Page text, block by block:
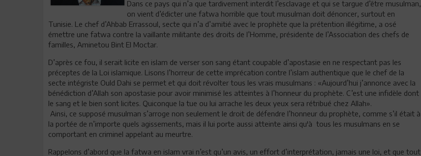
Dans ce pays qui n’a que tardivement interdit l’esclavage et qui se targue d’être musulman,
on vient d’édicter une fatwa horrible que tout musulman doit dénoncer, surtout en
Tunisie. Le chef d’Ahbab Errassoul, secte qui n’a d’amitié avec le prophète que la prétention illégitime, a osé
émettre une fatwa contre la vaillante militante des droits de l’Homme, présidente de l’Association des chefs de
familles, Aminetou Bint El Moctar.
D’après ce fou, il serait licite en islam de verser son sang étant coupable d’apostasie en ne respectant pas les
préceptes de la Loi islamique. Lisons l’horreur de cette imprécation contre l’islam authentique que le chef de la
secte intégriste Ould Dahi se permet et qui doit révolter tous les vrais musulmans : «Aujourd’hui j’annonce avec la
bénédiction d’Allah son apostasie pour avoir minimisé les atteintes à l’honneur du prophète. C’est une infidèle dont
le sang et le bien sont licites. Quiconque la tue ou lui arrache les deux yeux sera rétribué chez Allah».
Ainsi, ce supposé musulman s’arroge non seulement le droit de défendre l’honneur du prophète, comme s’il était à
la portée de n’importe quels agissements, mais il lui porte aussi atteinte ainsi qu'à tous les musulmans en se
comportant en criminel appelant au meurtre.
Rappelons d’abord que la fatwa en islam vrai n’est qu’un avis, un effort d’interprétation, jamais une loi, et que tout